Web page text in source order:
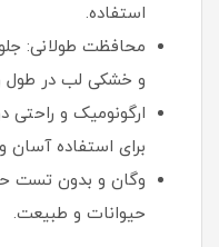
استفاده.
محافظت طولانی:
و خشکی لب در طول
ارگونومیک و راحتی
برای استفاده آسان
وگان و بدون تست
حیوانات و طبیعت.